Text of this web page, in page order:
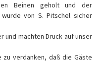
Beinen geholt und der
von S. Pitschel sicher
und machten Druck auf unser
verdanken, daß die Gäste